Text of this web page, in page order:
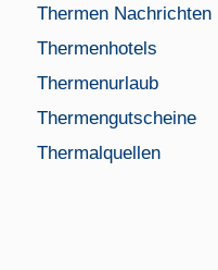
Thermen Nachrichten
Thermenhotels
Thermenurlaub
Thermengutscheine
Thermalquellen